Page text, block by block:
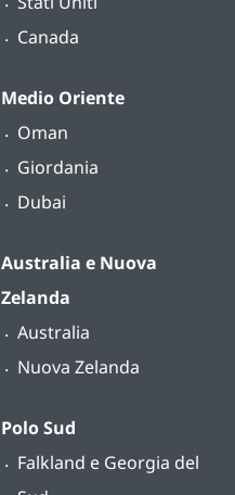
Canada
Medio Oriente
Oman
Giordania
Dubai
Australia e Nuova
Zelanda
Australia
Nuova Zelanda
Polo Sud
Falkland e Georgia del